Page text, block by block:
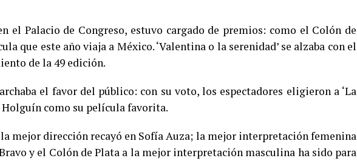
el Palacio de Congreso, estuvo cargado de premios: como el Colón de
que este año viaja a México. ‘Valentina o la serenidad’ se alzaba con el
de la 49 edición.
el favor del público: con su voto, los espectadores eligieron a ‘La
Holguín como su película favorita.
mejor dirección recayó en Sofía Auza; la mejor interpretación femenina
y el Colón de Plata a la mejor interpretación masculina ha sido para